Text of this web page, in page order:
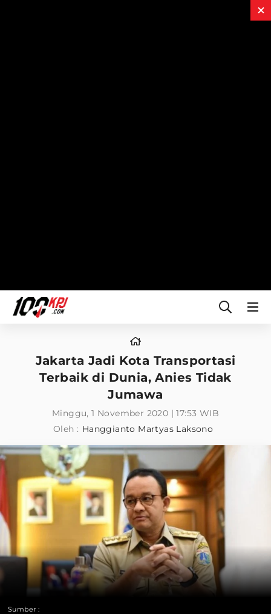
Jakarta Jadi Kota Transportasi
Terbaik di Dunia, Anies Tidak
Jumawa
Minggu, 1 November 2020 | 17:53 WIB
Oleh : Hanggianto Martyas Laksono
Sumber :